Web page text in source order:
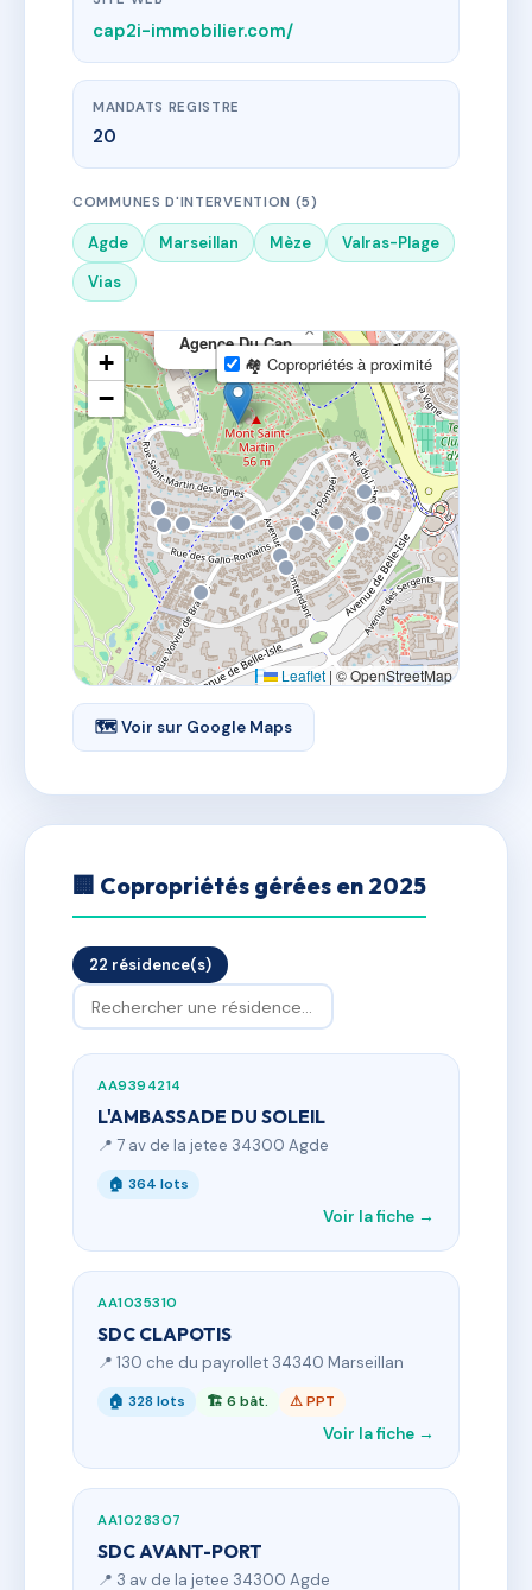
cap2i-immobilier.com/
MANDATS REGISTRE
20
COMMUNES D'INTERVENTION (5)
Agde Marseillan Mèze
Valras-Plage
Vias
Agence Du Cap
×
+
−
🏘 Copropriétés à proximité
Leaflet | © OpenStreetMap
🗺 Voir sur Google Maps
🏢 Copropriétés gérées en 2025
22 résidence(s)
AA9394214
L'AMBASSADE DU SOLEIL
📍 7 av de la jetee 34300 Agde
🏠 364 lots
Voir la fiche →
AA1035310
SDC CLAPOTIS
📍 130 che du payrollet 34340 Marseillan
🏠 328 lots 🏗 6 bât. ⚠ PPT
Voir la fiche →
AA1028307
SDC AVANT-PORT
📍 3 av de la jetee 34300 Agde